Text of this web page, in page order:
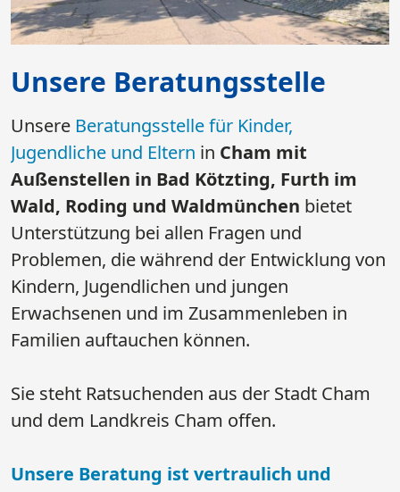
Unsere Beratungsstelle
Unsere Beratungsstelle für Kinder,
Jugendliche und Eltern in Cham mit
Außenstellen in Bad Kötzting, Furth im
Wald, Roding und Waldmünchen ​​​​​​​ bietet
Unterstützung bei allen Fragen und
Problemen, die während der Entwicklung von
Kindern, Jugendlichen und jungen
Erwachsenen und im Zusammenleben in
Familien auftauchen können.
Sie steht Ratsuchenden aus der Stadt Cham
und dem Landkreis Cham offen.
​​​​​​​Unsere Beratung ist vertraulich und